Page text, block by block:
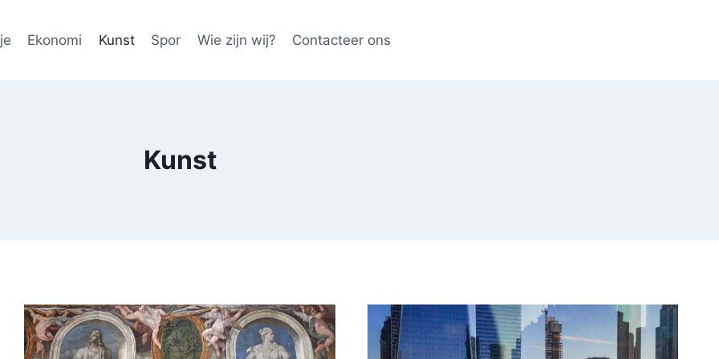
Ekonomi Kunst Spor Wie zijn wij? Contacteer ons
Kunst